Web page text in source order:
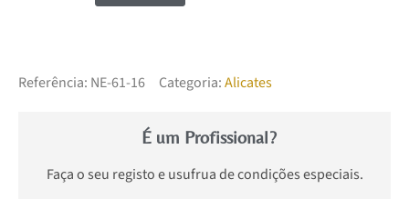
Referência: NE-61-16 Categoria:Alicates
É um Profissional?
Faça o seu registo e usufrua de condições especiais.